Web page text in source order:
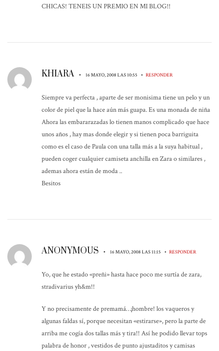
CHICAS! TENEIS UN PREMIO EN MI BLOG!!
KHIARA • 16 MAYO, 2008 LAS 10:55 • RESPONDER
Siempre va perfecta , aparte de ser monisima tiene un pelo y un
color de piel que la hace aún más guapa. Es una monada de niña
Ahora las embararazadas lo tienen manos complicado que hace
unos años , hay mas donde elegir y si tienen poca barriguita
como es el caso de Paula con una talla más a la suya habitual ,
pueden coger cualquier camiseta anchilla en Zara o similares ,
ademas ahora están de moda ..
Besitos
ANONYMOUS • 16 MAYO, 2008 LAS 11:15 • RESPONDER
Yo, que he estado «preñi» hasta hace poco me surtía de zara,
stradivarius yh&m!!
Y no precisamente de premamá…¡hombre! los vaqueros y
algunas faldas sí, porque necesitan «estirarse», pero la parte de
arriba me cogía dos tallas más y tira!! Así he podido llevar tops
palabra de honor , vestidos de punto ajustaditos y camisas